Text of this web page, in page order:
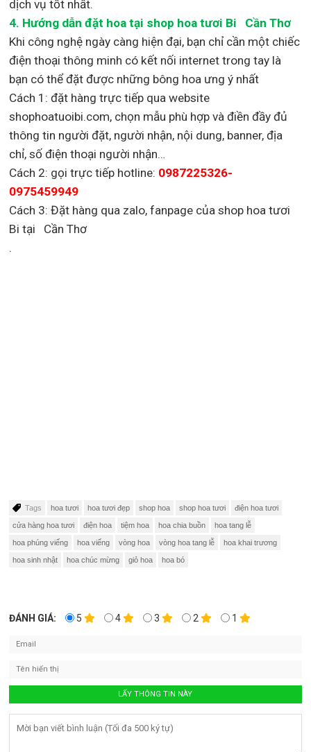
dịch vụ tốt nhất.
4. Hướng dẫn đặt hoa tại shop hoa tươi Bi Cần Thơ
Khi công nghệ ngày càng hiện đại, bạn chỉ cần một chiếc
điện thoại thông minh có kết nối internet trong tay là
bạn có thể đặt được những bông hoa ưng ý nhất
Cách 1: đặt hàng trực tiếp qua website
shophoatuoibi.com, chọn mẫu phù hợp và điền đầy đủ
thông tin người đặt, người nhận, nội dung, banner, địa
chỉ, số điện thoại người nhận…
Cách 2: gọi trực tiếp hotline: 0987225326-
0975459949
Cách 3: Đặt hàng qua zalo, fanpage của shop hoa tươi
Bi tại Cần Thơ
.
Tags hoa tươi hoa tươi đẹp shop hoa shop hoa tươi điện hoa tươi
cửa hàng hoa tươi điện hoa tiệm hoa hoa chia buồn hoa tang lễ
hoa phúng viếng hoa viếng vòng hoa vòng hoa tang lễ hoa khai trương
hoa sinh nhật hoa chúc mừng giỏ hoa hoa bó
ĐÁNH GIÁ: 5 4 3 2 1